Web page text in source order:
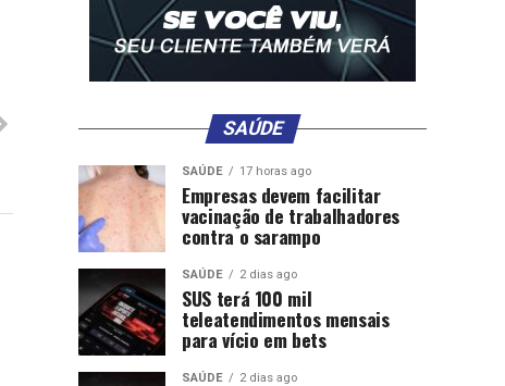
SAÚDE
SAÚDE 17 horas ago
Empresas devem facilitar
vacinação de trabalhadores
contra o sarampo
SAÚDE 2 dias ago
SUS terá 100 mil
teleatendimentos mensais
para vício em bets
SAÚDE 2 dias ago